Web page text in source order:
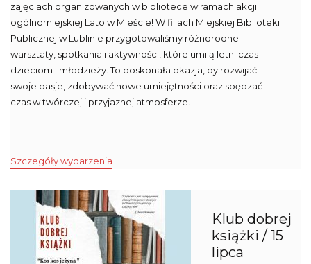
zajęciach organizowanych w bibliotece w ramach akcji
ogólnomiejskiej Lato w Mieście! W filiach Miejskiej Biblioteki
Publicznej w Lublinie przygotowaliśmy różnorodne
warsztaty, spotkania i aktywności, które umilą letni czas
dzieciom i młodzieży. To doskonała okazja, by rozwijać
swoje pasje, zdobywać nowe umiejętności oraz spędzać
czas w twórczej i przyjaznej atmosferze.
Szczegóły wydarzenia
Klub dobrej
książki / 15
lipca